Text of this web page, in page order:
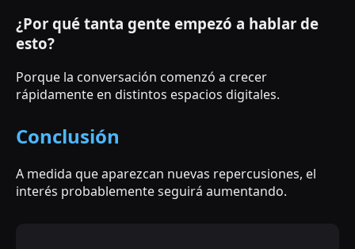
¿Por qué tanta gente empezó a hablar de
esto?
Porque la conversación comenzó a crecer
rápidamente en distintos espacios digitales.
Conclusión
A medida que aparezcan nuevas repercusiones, el
interés probablemente seguirá aumentando.